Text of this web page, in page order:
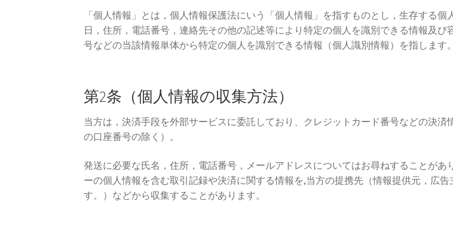
「個人情報」とは，個人情報保護法にいう「個人情報」を指すものとし，生存する
日，住所，電話番号，連絡先その他の記述等により特定の個人を識別できる情報及
号などの当該情報単体から特定の個人を識別できる情報（個人識別情報）を指します。
第2条（個人情報の収集方法）
当方は，決済手段を外部サービスに委託しており、クレジットカード番号などの決
の口座番号の除く）。
発送に必要な氏名，住所，電話番号，メールアドレスについてはお尋ねすることが
ーの個人情報を含む取引記録や決済に関する情報を,当方の提携先（情報提供元，広
す。）などから収集することがあります。